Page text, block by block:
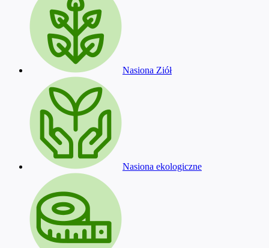
Nasiona Ziół
Nasiona ekologiczne